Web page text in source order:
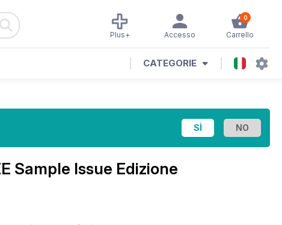
0
Carrello
Accesso
Plus+
CATEGORIE
Sample Issue Edizione